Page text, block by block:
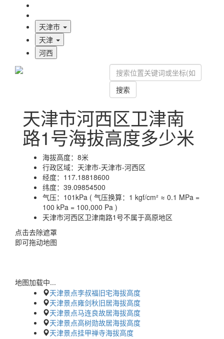
天津市
天津
河西
搜索
天津市河西区卫津南
路1号海拔高度多少米
海拔高度： 8米
行政区域： 天津市-天津市-河西区
经度： 117.18818600
纬度： 39.09854500
气压： 101kPa ( 气压换算：1 kgf/cm² ≈ 0.1 MPa =
100 kPa = 100,000 Pa )
天津市河西区卫津南路1号不属于高原地区
点击去除遮罩
即可拖动地图
地图加载中...
天津景点李叔福旧宅海拔高度
天津景点雍剑秋旧居海拔高度
天津景点马连良故居海拔高度
天津景点高树勋故居海拔高度
天津景点挂甲禅寺海拔高度